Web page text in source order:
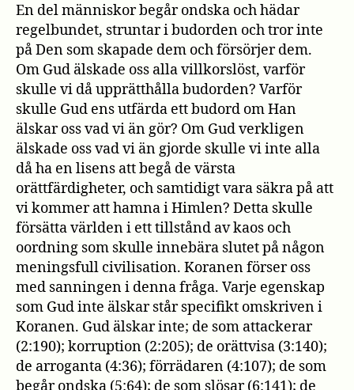
En del människor begår ondska och hädar
regelbundet, struntar i budorden och tror inte
på Den som skapade dem och försörjer dem.
Om Gud älskade oss alla villkorslöst, varför
skulle vi då upprätthålla budorden? Varför
skulle Gud ens utfärda ett budord om Han
älskar oss vad vi än gör? Om Gud verkligen
älskade oss vad vi än gjorde skulle vi inte alla
då ha en lisens att begå de värsta
orättfärdigheter, och samtidigt vara säkra på att
vi kommer att hamna i Himlen? Detta skulle
försätta världen i ett tillstånd av kaos och
oordning som skulle innebära slutet på någon
meningsfull civilisation. Koranen förser oss
med sanningen i denna fråga. Varje egenskap
som Gud inte älskar står specifikt omskriven i
Koranen. Gud älskar inte; de som attackerar
(2:190); korruption (2:205); de orättvisa (3:140);
de arroganta (4:36); förrädaren (4:107); de som
begår ondska (5:64); de som slösar (6:141); de